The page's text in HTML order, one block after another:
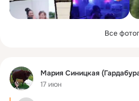
Все
Фид Мария Синицкая
17 июн